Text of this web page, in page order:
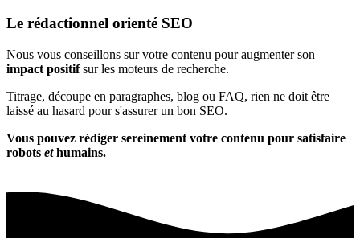
Le rédactionnel orienté SEO
Nous vous conseillons sur votre contenu pour augmenter son
impact positifsur les moteurs de recherche.
Titrage, découpe en paragraphes, blog ou FAQ, rien ne doit être
laissé au hasard pour s'assurer un bon SEO.
Vous pouvez rédiger sereinement votre contenu pour satisfaire
robots ethumains.